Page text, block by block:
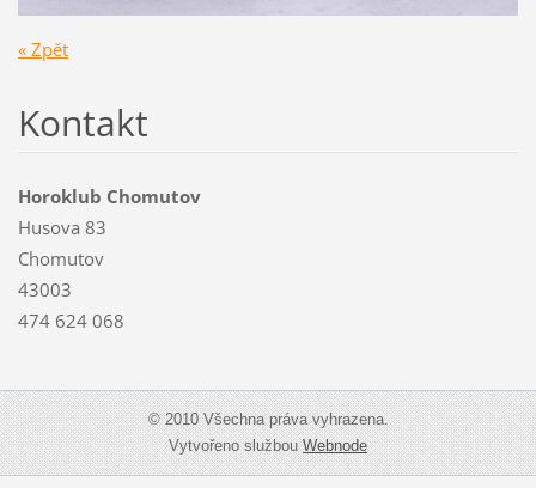
« Zpět
Kontakt
Horoklub Chomutov
Husova 83
Chomutov
43003
474 624 068
© 2010 Všechna práva vyhrazena.
Vytvořeno službouWebnode